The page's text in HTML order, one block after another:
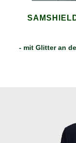
- mit Glitter an